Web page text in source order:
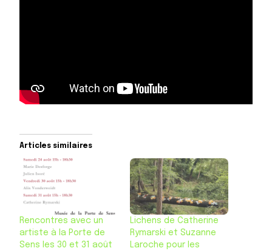
Articles similaires
Rencontres avec un
artiste à la Porte de
Sens les 30 et 31 août
Lichens de Catherine
Rymarski et Suzanne
Laroche pour les